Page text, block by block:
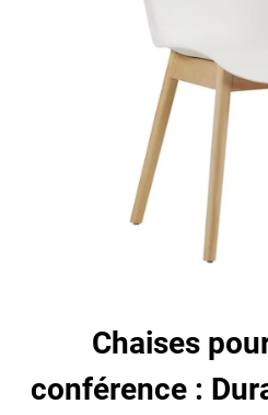
Chaises
conférence :